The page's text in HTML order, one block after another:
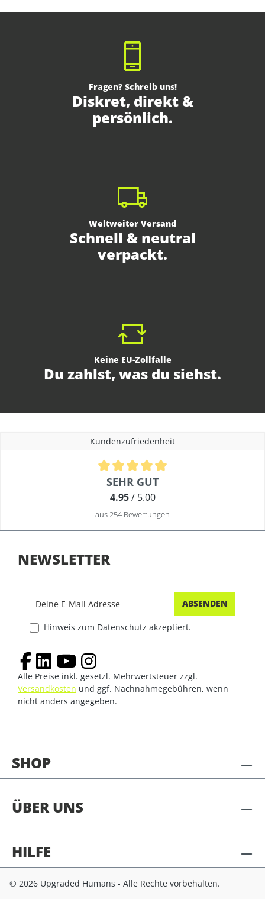
Fragen? Schreib uns!
Diskret, direkt &
persönlich.
Weltweiter Versand
Schnell & neutral
verpackt.
Keine EU-Zollfalle
Du zahlst, was du siehst.
Kundenzufriedenheit
Durchschnittliche Bewertung von 4.9 von 5 Sternen
SEHR GUT
4.95/ 5.00
aus 254 Bewertungen
SHOP
ÜBER UNS
HILFE
NEWSLETTER
ABSENDEN
Hinweis zum Datenschutz akzeptiert.
Alle Preise inkl. gesetzl. Mehrwertsteuer zzgl.
Versandkosten und ggf. Nachnahmegebühren, wenn
nicht anders angegeben.
© 2026 Upgraded Humans - Alle Rechte vorbehalten.